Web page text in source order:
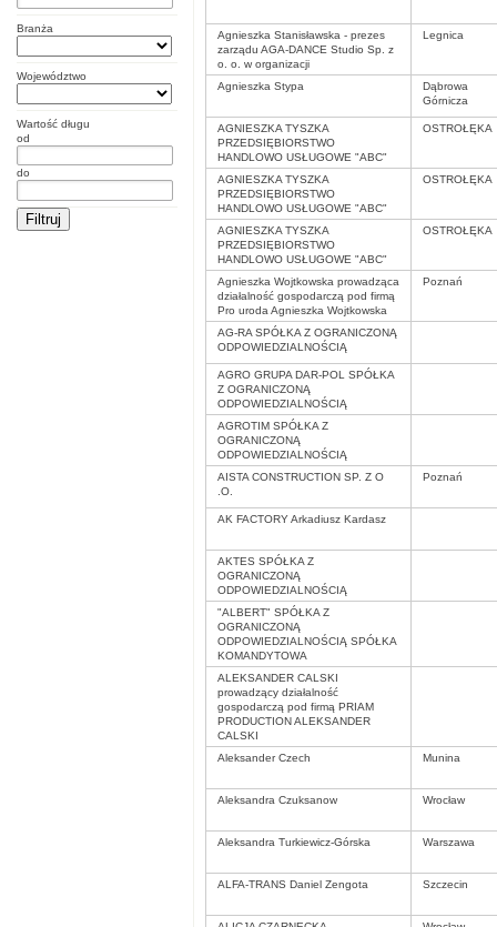
Branża
Województwo
Wartość długu
od
do
Agnieszka Stanisławska - prezes
zarządu AGA-DANCE Studio Sp. z
o. o. w organizacji
Legnica
Agnieszka Stypa
Dąbrowa
Górnicza
AGNIESZKA TYSZKA
PRZEDSIĘBIORSTWO
HANDLOWO USŁUGOWE "ABC"
OSTROŁĘKA
AGNIESZKA TYSZKA
PRZEDSIĘBIORSTWO
HANDLOWO USŁUGOWE "ABC"
OSTROŁĘKA
AGNIESZKA TYSZKA
PRZEDSIĘBIORSTWO
HANDLOWO USŁUGOWE "ABC"
OSTROŁĘKA
Agnieszka Wojtkowska prowadząca
działalność gospodarczą pod firmą
Pro uroda Agnieszka Wojtkowska
Poznań
AG-RA SPÓŁKA Z OGRANICZONĄ
ODPOWIEDZIALNOŚCIĄ
AGRO GRUPA DAR-POL SPÓŁKA
Z OGRANICZONĄ
ODPOWIEDZIALNOŚCIĄ
AGROTIM SPÓŁKA Z
OGRANICZONĄ
ODPOWIEDZIALNOŚCIĄ
AISTA CONSTRUCTION SP. Z O
.O.
Poznań
AK FACTORY Arkadiusz Kardasz
AKTES SPÓŁKA Z
OGRANICZONĄ
ODPOWIEDZIALNOŚCIĄ
"ALBERT" SPÓŁKA Z
OGRANICZONĄ
ODPOWIEDZIALNOŚCIĄ SPÓŁKA
KOMANDYTOWA
ALEKSANDER CALSKI
prowadzący działalność
gospodarczą pod firmą PRIAM
PRODUCTION ALEKSANDER
CALSKI
Aleksander Czech
Munina
Aleksandra Czuksanow Wrocław
Aleksandra Turkiewicz-Górska Warszawa
ALFA-TRANS Daniel Zengota Szczecin